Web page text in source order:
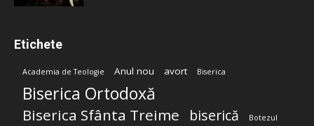
Etichete
Academia de Teologie Anul nou avort Biserica
Biserica Ortodoxă
Biserica Sfânta Treime biserică Botezul